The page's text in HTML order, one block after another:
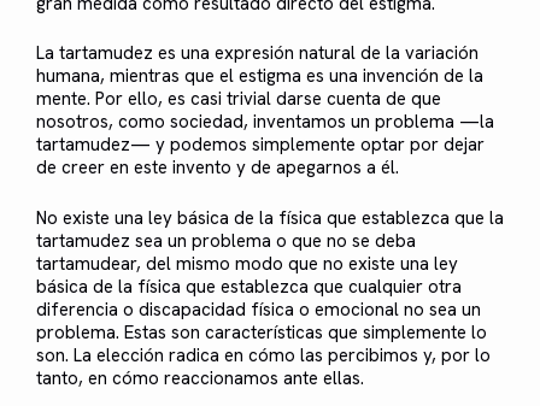
La tartamudez es una expresión natural de la variación
humana, mientras que el estigma es una invención de la
mente. Por ello, es casi trivial darse cuenta de que
nosotros, como sociedad, inventamos un problema —la
tartamudez— y podemos simplemente optar por dejar
de creer en este invento y de apegarnos a él.
No existe una ley básica de la física que establezca que la
tartamudez sea un problema o que no se deba
tartamudear, del mismo modo que no existe una ley
básica de la física que establezca que cualquier otra
diferencia o discapacidad física o emocional no sea un
problema. Estas son características que simplemente lo
son. La elección radica en cómo las percibimos y, por lo
tanto, en cómo reaccionamos ante ellas.